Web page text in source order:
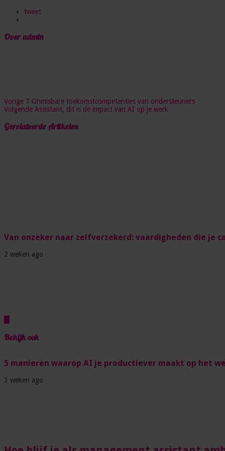
tweet
Over admin
Vorige 7 Onmisbare toekomstcompetenties van ondersteuners
Volgende Assistant, dit is de impact van AI op je werk
Gerelateerde Artikelen
Van onzeker naar zelfverzekerd: vaardigheden die je
2 weken ago
5 manieren waarop AI je productiever maakt op het
3 weken ago
Bekijk ook